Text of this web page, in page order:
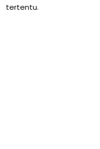
tertentu.